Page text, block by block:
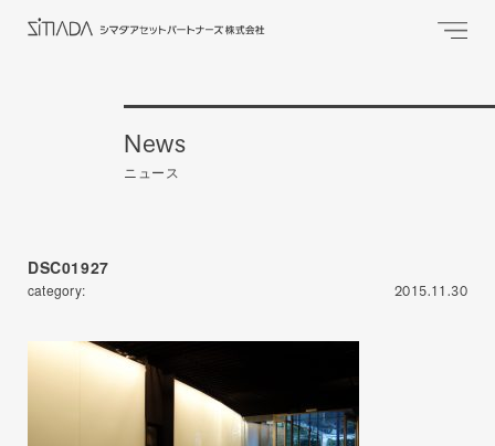
News
ニュース
DSC01927
category: 2015.11.30